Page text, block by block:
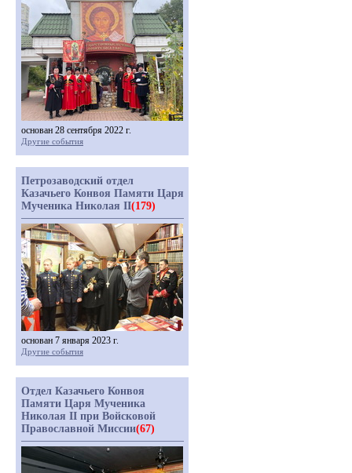
основан 28 сентября 2022 г.
Другие события
Петрозаводский отдел
Казачьего Конвоя Памяти Царя
Мученика Николая II(179)
основан 7 января 2023 г.
Другие события
Отдел Казачьего Конвоя
Памяти Царя Мученика
Николая II при Войсковой
Православной Миссии(67)